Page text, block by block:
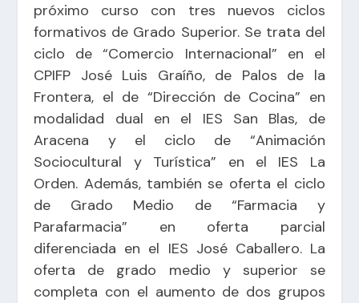
próximo curso con tres nuevos ciclos
formativos de Grado Superior. Se trata del
ciclo de “Comercio Internacional” en el
CPIFP José Luis Graíño, de Palos de la
Frontera, el de “Dirección de Cocina” en
modalidad dual en el IES San Blas, de
Aracena y el ciclo de “Animación
Sociocultural y Turística” en el IES La
Orden. Además, también se oferta el ciclo
de Grado Medio de “Farmacia y
Parafarmacia” en oferta parcial
diferenciada en el IES José Caballero. La
oferta de grado medio y superior se
completa con el aumento de dos grupos